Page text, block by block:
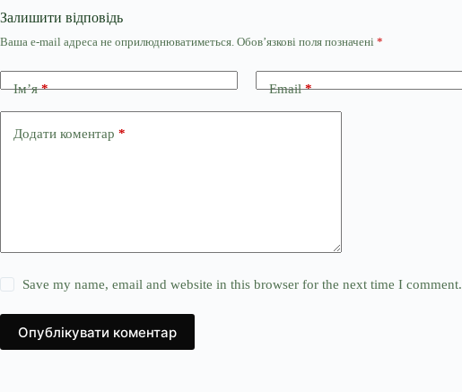
Залишити відповідь
Ваша e-mail адреса не оприлюднюватиметься. Обов’язкові поля позначені *
Ім’я* Email*
Додати коментар *
Save my name, email and website in this browser for the next time I comment.
Опублікувати коментар